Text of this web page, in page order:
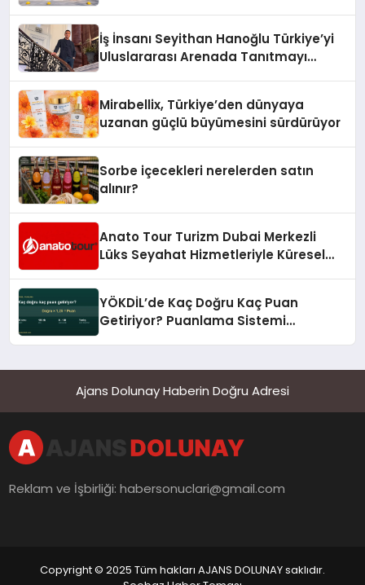
İş İnsanı Seyithan Hanoğlu Türkiye’yi
Uluslararası Arenada Tanıtmayı
Mirabellix, Türkiye’den dünyaya
uzanan güçlü büyümesini sürdürüyor
Sorbe içecekleri nerelerden satın
alınır?
Anato Tour Turizm Dubai Merkezli
Lüks Seyahat Hizmetleriyle Küresel
YÖKDİL’de Kaç Doğru Kaç Puan
Getiriyor? Puanlama Sistemi
Ajans Dolunay Haberin Doğru Adresi
Reklam ve İşbirliği:habersonuclari@gmail.com
Copyright © 2025 Tüm hakları AJANS DOLUNAY saklıdır.